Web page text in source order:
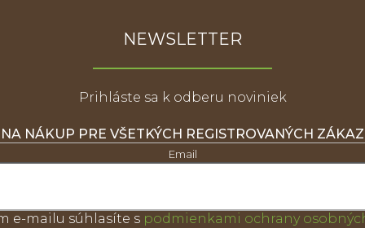
NEWSLETTER
Prihláste sa k odberu noviniek
NÁKUP PRE VŠETKÝCH REGISTROVANÝCH
Email
e-mailu súhlasíte s podmienkami ochrany